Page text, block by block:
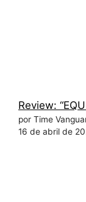
Review:
por Time
16 de abril de